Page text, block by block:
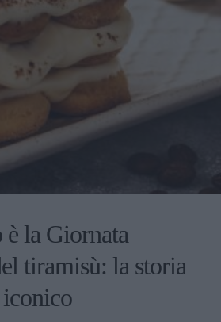
la Giornata
tiramisù: la storia